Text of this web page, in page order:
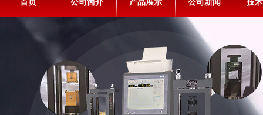
首页 公司简介 产品展示 公司新闻 技